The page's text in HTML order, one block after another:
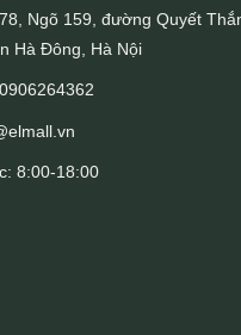
Ngõ 159, đường Quyết
Hà Đông, Hà Nội
0906264362
8:00-18:00